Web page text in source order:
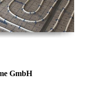
GmbH